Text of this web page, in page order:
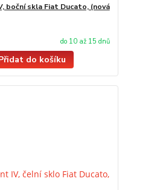
boční skla Fiat Ducato, (nová
do 10 až 15 dnů
do košíku